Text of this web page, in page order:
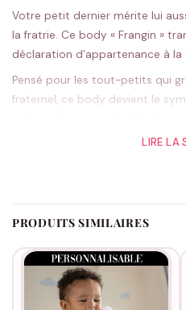
Votre petit dernier mérite lui
la fratrie. Ce body « Frangin »
déclaration d’appartenance à la
Pensé pour les tout-petits qui
fraternel, ce body devient le
sourire parents et grands-
petit frangin dans toutes ses
Pourquoi
LIRE LA
PRODUITS SIMILAIRES